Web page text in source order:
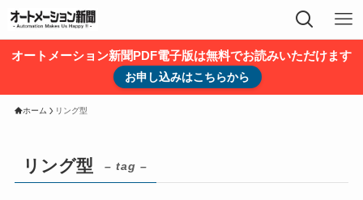
オートメーション新聞PDF電子版は無料でお読みいただけます
お申し込みはこちらから
ホーム リング型
リング型 – tag –